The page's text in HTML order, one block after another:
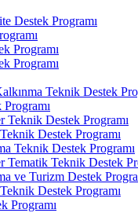
Destek Programı
Programı
Programı
Teknik Destek
Teknik Destek Programı
Destek Programı
Teknik Destek Programı
Tematik Teknik Destek
ve Turizm Destek
Destek Programı
Programı